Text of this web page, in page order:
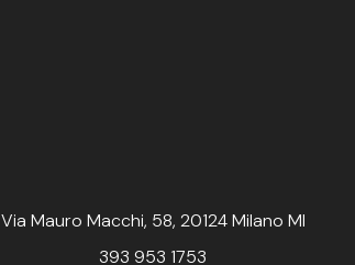
Via Mauro Macchi, 58, 20124 Milano MI
393 953 1753